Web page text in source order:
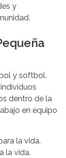
y
y softbol.
dentro de la
en equipo
la vida.
la vida.